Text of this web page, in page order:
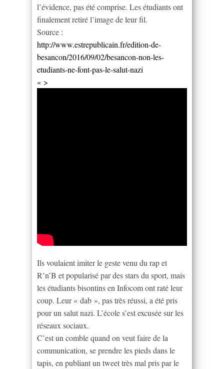
l’évidence, pas été comprise. Les étudiants ont
finalement retiré l’image de leur fil.
Source :
http://www.estrepublicain.fr/edition-de-
besancon/2016/09/02/besancon-non-les-
etudiants-ne-font-pas-le-salut-nazi
« >
Ils voulaient imiter le geste venu du rap et
R’n’B et popularisé par des stars du sport, mais
les étudiants bisontins en Infocom ont raté leur
coup. Leur « dab », pas très réussi, a été pris
pour un salut nazi. L’école s’est excusée sur les
réseaux sociaux.
C’est un comble quand on veut faire de la
communication, se prendre les pieds dans le
tapis, en publiant un tweet très mal pris par le